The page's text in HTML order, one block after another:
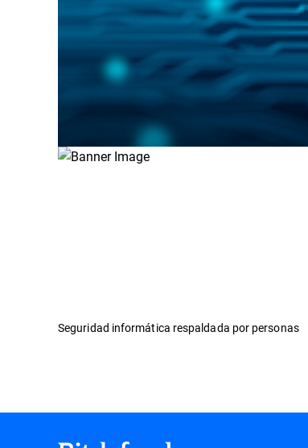
Seguridad informática respaldada por personas